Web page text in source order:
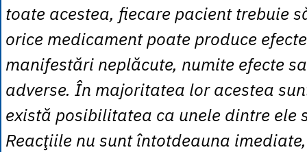
toate acestea, fiecare pacient trebuie
orice medicament poate produce
manifestări neplăcute, numite efecte
adverse. În majoritatea lor acestea
există posibilitatea ca unele dintre ele
Reacţiile nu sunt întotdeauna